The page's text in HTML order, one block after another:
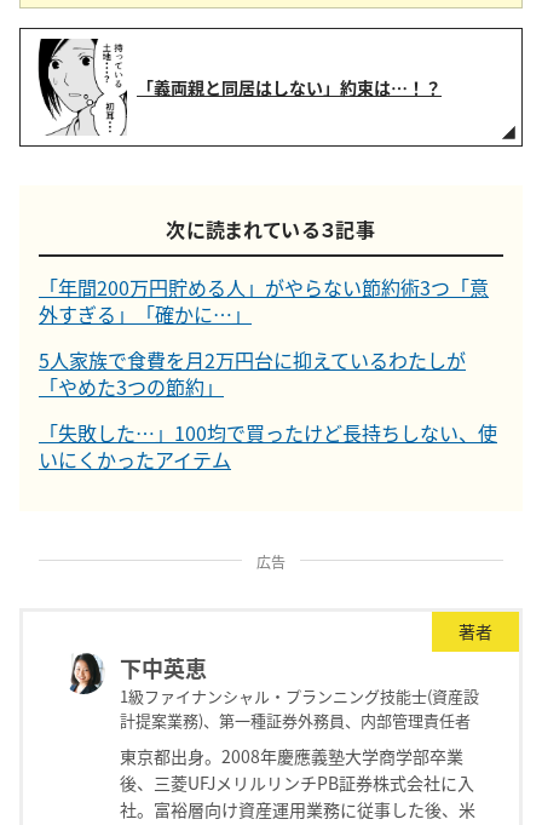
「義両親と同居はしない」約束は…！？
次に読まれている３記事
「年間200万円貯める人」がやらない節約術3つ「意
外すぎる」「確かに…」
5人家族で食費を月2万円台に抑えているわたしが
「やめた3つの節約」
「失敗した…」100均で買ったけど長持ちしない、使
いにくかったアイテム
広告
著者
下中英恵
1級ファイナンシャル・プランニング技能士(資産設
計提案業務)、第一種証券外務員、内部管理責任者
東京都出身。2008年慶應義塾大学商学部卒業
後、三菱UFJメリルリンチPB証券株式会社に入
社。富裕層向け資産運用業務に従事した後、米